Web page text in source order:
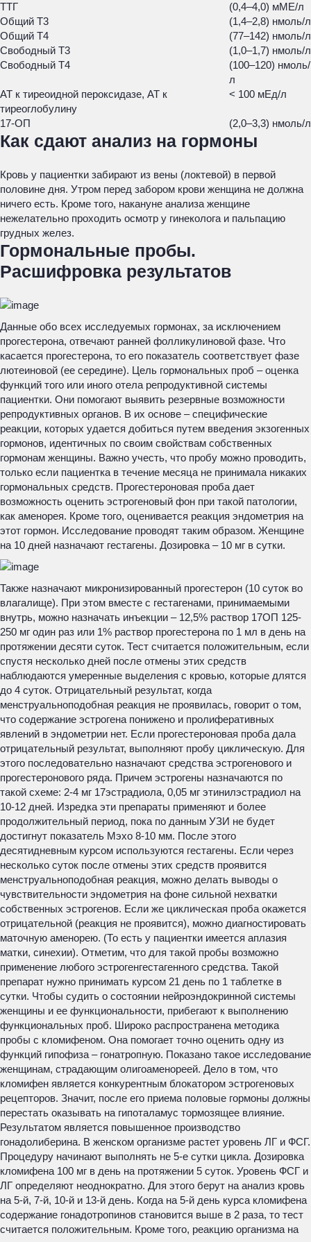
ТТГ
(0,4–4,0) мМЕ/л
Общий Т3
(1,4–2,8) нмоль/л
Общий Т4
(77–142) нмоль/л
Свободный Т3
(1,0–1,7) нмоль/л
Свободный Т4
(100–120) нмоль/
л
АТ к тиреоидной пероксидазе, АТ к
тиреоглобулину
< 100 мЕд/л
17-ОП (2,0–3,3) нмоль/л
Как сдают анализ на гормоны
Кровь у пациентки забирают из вены (локтевой) в первой
половине дня. Утром перед забором крови женщина не должна
ничего есть. Кроме того, накануне анализа женщине
нежелательно проходить осмотр у гинеколога и пальпацию
грудных желез.
Гормональные пробы.
Расшифровка результатов
Данные обо всех исследуемых гормонах, за исключением
прогестерона, отвечают ранней фолликулиновой фазе. Что
касается прогестерона, то его показатель соответствует фазе
лютеиновой (ее середине). Цель гормональных проб – оценка
функций того или иного отела репродуктивной системы
пациентки. Они помогают выявить резервные возможности
репродуктивных органов. В их основе – специфические
реакции, которых удается добиться путем введения экзогенных
гормонов, идентичных по своим свойствам собственных
гормонам женщины. Важно учесть, что пробу можно проводить,
только если пациентка в течение месяца не принимала никаких
гормональных средств. Прогестероновая проба дает
возможность оценить эстрогеновый фон при такой патологии,
как аменорея. Кроме того, оценивается реакция эндометрия на
этот гормон. Исследование проводят таким образом. Женщине
на 10 дней назначают гестагены. Дозировка – 10 мг в сутки.
Также назначают микронизированный прогестерон (10 суток во
влагалище). При этом вместе с гестагенами, принимаемыми
внутрь, можно назначать инъекции – 12,5% раствор 17ОП 125-
250 мг один раз или 1% раствор прогестерона по 1 мл в день на
протяжении десяти суток. Тест считается положительным, если
спустя несколько дней после отмены этих средств
наблюдаются умеренные выделения с кровью, которые длятся
до 4 суток. Отрицательный результат, когда
менструальноподобная реакция не проявилась, говорит о том,
что содержание эстрогена понижено и пролиферативных
явлений в эндометрии нет. Если прогестероновая проба дала
отрицательный результат, выполняют пробу циклическую. Для
этого последовательно назначают средства эстрогенового и
прогестеронового ряда. Причем эстрогены назначаются по
такой схеме: 2-4 мг 17эстрадиола, 0,05 мг этинилэстрадиол на
10-12 дней. Изредка эти препараты применяют и более
продолжительный период, пока по данным УЗИ не будет
достигнут показатель Мэхо 8-10 мм. После этого
десятидневным курсом используются гестагены. Если через
несколько суток после отмены этих средств проявится
менструальноподобная реакция, можно делать выводы о
чувствительности эндометрия на фоне сильной нехватки
собственных эстрогенов. Если же циклическая проба окажется
отрицательной (реакция не проявится), можно диагностировать
маточную аменорею. (То есть у пациентки имеется аплазия
матки, синехии). Отметим, что для такой пробы возможно
применение любого эстрогенгестагенного средства. Такой
препарат нужно принимать курсом 21 день по 1 таблетке в
сутки. Чтобы судить о состоянии нейроэндокринной системы
женщины и ее функциональности, прибегают к выполнению
функциональных проб. Широко распространена методика
пробы с кломифеном. Она помогает точно оценить одну из
функций гипофиза – гонатропную. Показано такое исследование
женщинам, страдающим олигоаменореей. Дело в том, что
кломифен является конкурентным блокатором эстрогеновых
рецепторов. Значит, после его приема половые гормоны должны
перестать оказывать на гипоталамус тормозящее влияние.
Результатом является повышенное производство
гонадолиберина. В женском организме растет уровень ЛГ и ФСГ.
Процедуру начинают выполнять не 5-е сутки цикла. Дозировка
кломифена 100 мг в день на протяжении 5 суток. Уровень ФСГ и
ЛГ определяют неоднократно. Для этого берут на анализ кровь
на 5-й, 7-й, 10-й и 13-й день. Когда на 5-й день курса кломифена
содержание гонадотропинов становится выше в 2 раза, то тест
считается положительным. Кроме того, реакцию организма на